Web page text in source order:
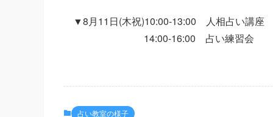
▼8月11日(木祝)10:00-13:00 人相占い講座
14:00-16:00 占い練習会
占い教室の様子